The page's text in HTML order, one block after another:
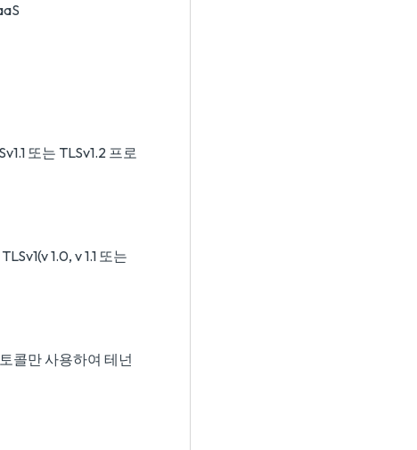
또는 TLSv1.2 프로
1.0, v 1.1 또는
콜만 사용하여 테넌